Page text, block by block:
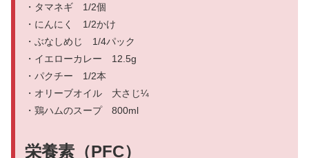
・タマネギ 1/2個
・にんにく 1/2かけ
・ぶなしめじ 1/4パック
・イエローカレー 12.5g
・パクチー 1/2本
・オリーブオイル 大さじ¼
・鶏ハムのスープ 800ml
栄養素（PFC）